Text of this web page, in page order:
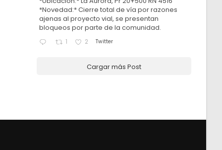
*Novedad:* Cierre total de vía por razones
ajenas al proyecto vial, se presentan
bloqueos por parte de la comunidad.
1 2 Twitter
Cargar más Post